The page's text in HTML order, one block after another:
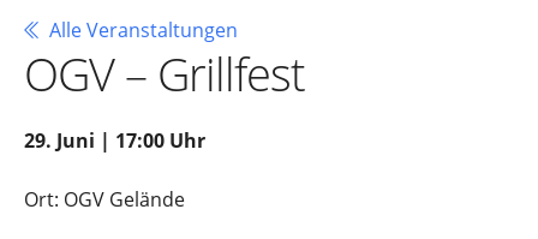
Alle Veranstaltungen
OGV – Grillfest
29. Juni | 17:00 Uhr
Ort: OGV Gelände